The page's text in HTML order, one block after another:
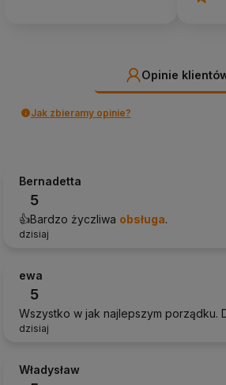
Opinie
Jak zbieramy opinie?
Bernadetta
5
👍️Bardzo życzliwa obsługa.
dzisiaj
ewa
5
Wszystko w jak najlepszym porządku.
dzisiaj
Władysław